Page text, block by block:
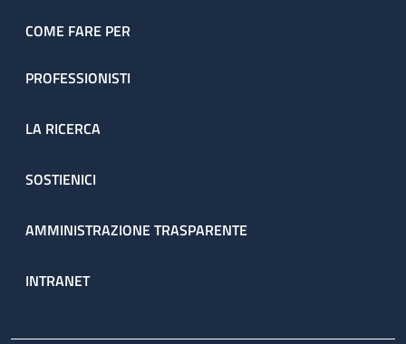
attraverso il percorso ambulatoriale complesso (PAC).
COME FARE PER
PROFESSIONISTI
LA RICERCA
SOSTIENICI
AMMINISTRAZIONE TRASPARENTE
INTRANET